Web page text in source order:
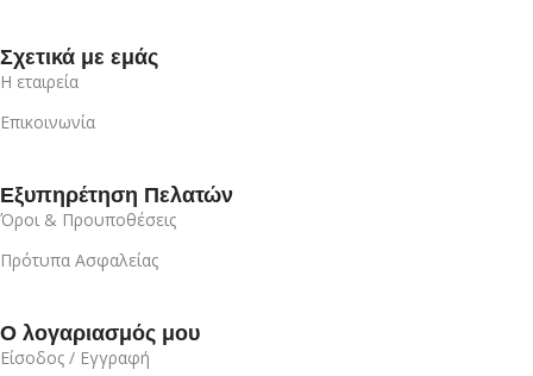
Σχετικά με εμάς
Η εταιρεία
Επικοινωνία
Εξυπηρέτηση Πελατών
Όροι & Προυποθέσεις
Πρότυπα Ασφαλείας
Ο λογαριασμός μου
Είσοδος / Εγγραφή